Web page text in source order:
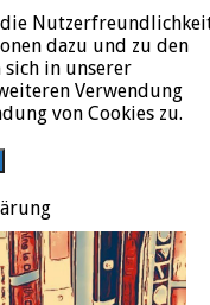
IMPRESSUM ÜBER JURALIT
Literatur
die
dazu und zu den
sich in unserer
Verwendung
von Cookies zu.